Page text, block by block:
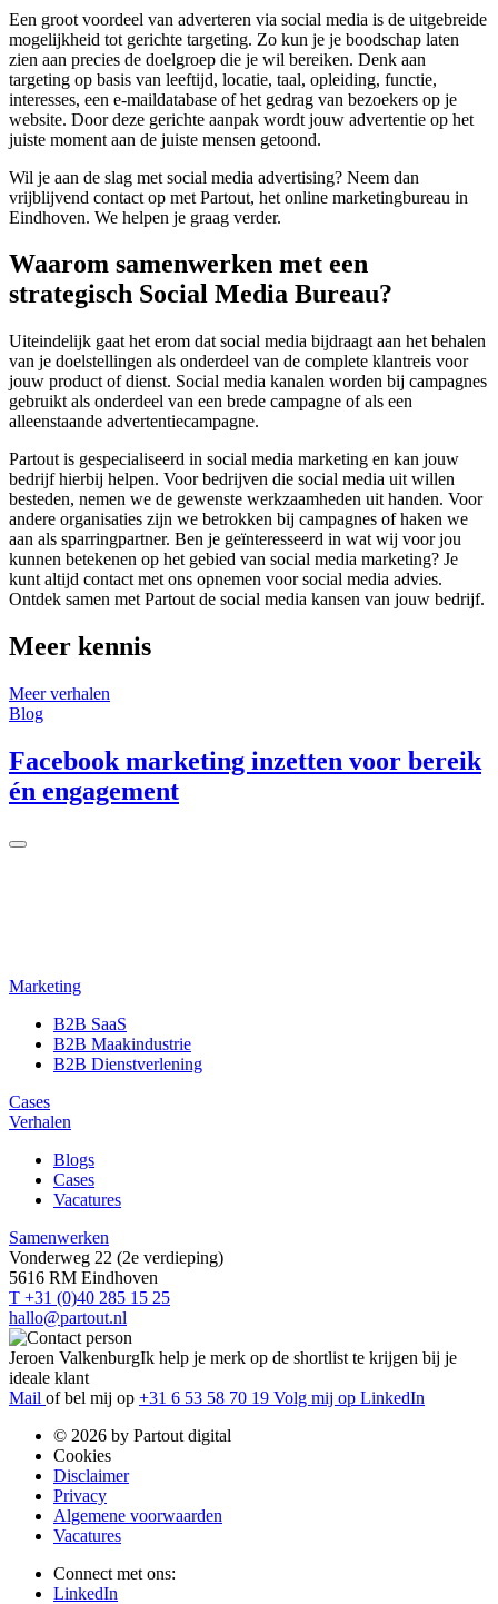
Een groot voordeel van adverteren via social media is de uitgebreide
mogelijkheid tot gerichte targeting. Zo kun je je boodschap laten
zien aan precies de doelgroep die je wil bereiken. Denk aan
targeting op basis van leeftijd, locatie, taal, opleiding, functie,
interesses, een e-maildatabase of het gedrag van bezoekers op je
website. Door deze gerichte aanpak wordt jouw advertentie op het
juiste moment aan de juiste mensen getoond.
Wil je aan de slag met social media advertising? Neem dan
vrijblijvend contact op met Partout, het online marketingbureau in
Eindhoven. We helpen je graag verder.
Waarom samenwerken met een
strategisch Social Media Bureau?
Uiteindelijk gaat het erom dat social media bijdraagt aan het behalen
van je doelstellingen als onderdeel van de complete klantreis voor
jouw product of dienst. Social media kanalen worden bij campagnes
gebruikt als onderdeel van een brede campagne of als een
alleenstaande advertentiecampagne.
Partout is gespecialiseerd in social media marketing en kan jouw
bedrijf hierbij helpen. Voor bedrijven die social media uit willen
besteden, nemen we de gewenste werkzaamheden uit handen. Voor
andere organisaties zijn we betrokken bij campagnes of haken we
aan als sparringpartner. Ben je geïnteresseerd in wat wij voor jou
kunnen betekenen op het gebied van social media marketing? Je
kunt altijd contact met ons opnemen voor social media advies.
Ontdek samen met Partout de social media kansen van jouw bedrijf.
Meer kennis
Meer verhalen
Blog
Facebook marketing inzetten voor bereik
én engagement
Marketing
B2B SaaS
B2B Maakindustrie
B2B Dienstverlening
Cases
Verhalen
Blogs
Cases
Vacatures
Samenwerken
Vonderweg 22 (2e verdieping)
5616 RM Eindhoven
T +31 (0)40 285 15 25
hallo@partout.nl
Jeroen ValkenburgIk help je merk op de shortlist te krijgen bij je
ideale klant
Mail of bel mij op +31 6 53 58 70 19 Volg mij op LinkedIn
© 2026 by Partout digital
Cookies
Disclaimer
Privacy
Algemene voorwaarden
Vacatures
Connect met ons:
LinkedIn